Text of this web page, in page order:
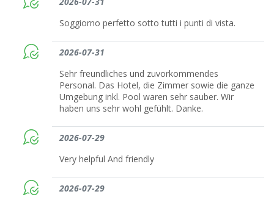
Soggiorno perfetto sotto tutti i punti di vista.
2026-07-31
Sehr freundliches und zuvorkommendes
Personal. Das Hotel, die Zimmer sowie die ganze
Umgebung inkl. Pool waren sehr sauber. Wir
haben uns sehr wohl gefühlt. Danke.
2026-07-29
Very helpful And friendly
2026-07-29